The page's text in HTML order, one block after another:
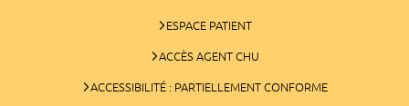
ESPACE PATIENT
ACCÈS AGENT CHU
ACCESSIBILITÉ : PARTIELLEMENT CONFORME